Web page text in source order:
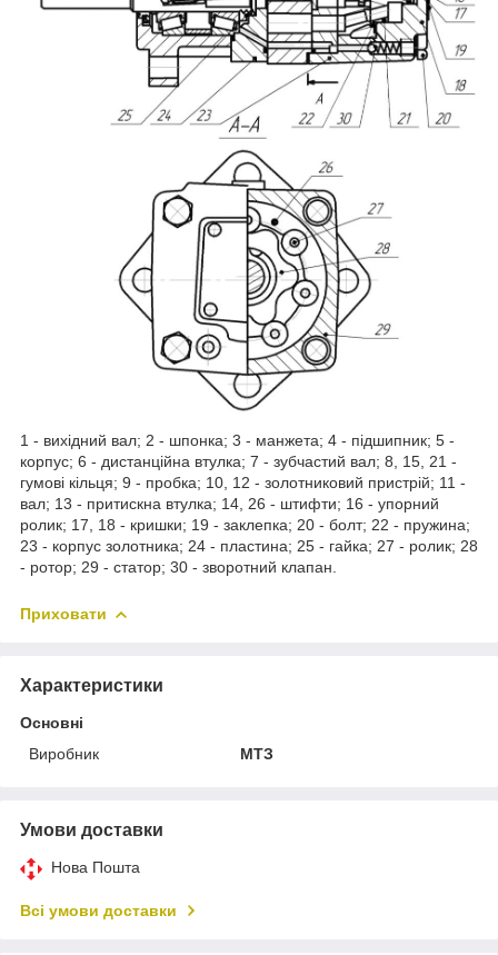
1 - вихідний вал; 2 - шпонка; 3 - манжета; 4 - підшипник; 5 -
корпус; 6 - дистанційна втулка; 7 - зубчастий вал; 8, 15, 21 -
гумові кільця; 9 - пробка; 10, 12 - золотниковий пристрій; 11 -
вал; 13 - притискна втулка; 14, 26 - штифти; 16 - упорний
ролик; 17, 18 - кришки; 19 - заклепка; 20 - болт; 22 - пружина;
23 - корпус золотника; 24 - пластина; 25 - гайка; 27 - ролик; 28
- ротор; 29 - статор; 30 - зворотний клапан.
Приховати
Характеристики
Основні
Виробник
МТЗ
Умови доставки
Нова Пошта
Всі умови доставки